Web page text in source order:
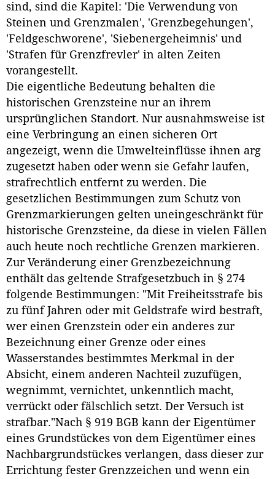
sind, sind die Kapitel: 'Die Verwendung von
Steinen und Grenzmalen', 'Grenzbegehungen',
'Feldgeschworene', 'Siebenergeheimnis' und
'Strafen für Grenzfrevler' in alten Zeiten
vorangestellt.
Die eigentliche Bedeutung behalten die
historischen Grenzsteine nur an ihrem
ursprünglichen Standort. Nur ausnahmsweise ist
eine Verbringung an einen sicheren Ort
angezeigt, wenn die Umwelteinflüsse ihnen arg
zugesetzt haben oder wenn sie Gefahr laufen,
strafrechtlich entfernt zu werden. Die
gesetzlichen Bestimmungen zum Schutz von
Grenzmarkierungen gelten uneingeschränkt für
historische Grenzsteine, da diese in vielen Fällen
auch heute noch rechtliche Grenzen markieren.
Zur Veränderung einer Grenzbezeichnung
enthält das geltende Strafgesetzbuch in § 274
folgende Bestimmungen: "Mit Freiheitsstrafe bis
zu fünf Jahren oder mit Geldstrafe wird bestraft,
wer einen Grenzstein oder ein anderes zur
Bezeichnung einer Grenze oder eines
Wasserstandes bestimmtes Merkmal in der
Absicht, einem anderen Nachteil zuzufügen,
wegnimmt, vernichtet, unkenntlich macht,
verrückt oder fälschlich setzt. Der Versuch ist
strafbar."Nach § 919 BGB kann der Eigentümer
eines Grundstückes von dem Eigentümer eines
Nachbargrundstückes verlangen, dass dieser zur
Errichtung fester Grenzzeichen und wenn ein